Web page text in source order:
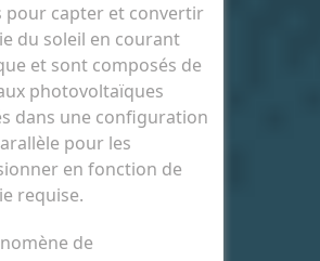
pour capter et convertir
du soleil en courant
et sont composés de
photovoltaïques
dans une configuration
pour les
en fonction de
requise.
de